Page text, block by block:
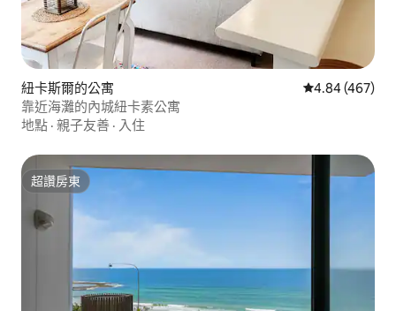
紐卡斯爾的公寓 從 467 則評價
4.84 (467)
靠近海灘的內城紐卡素公寓
地點 · 親子友善 · 入住
超讚房東
超讚房東